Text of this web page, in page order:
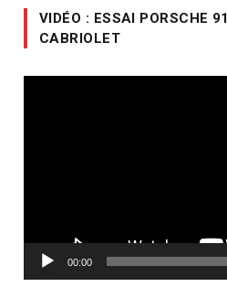
VIDÉO : ESSAI PORSCHE
CABRIOLET
00:00